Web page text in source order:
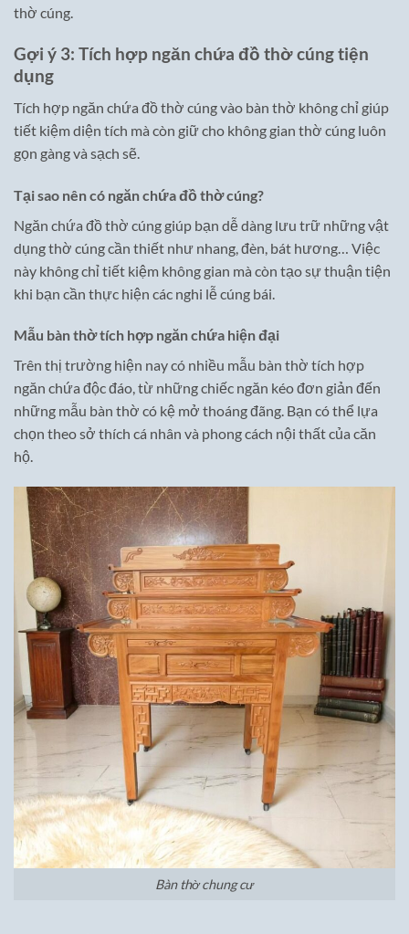
thờ cúng.
Gợi ý 3: Tích hợp ngăn chứa đồ thờ cúng tiện
dụng
Tích hợp ngăn chứa đồ thờ cúng vào bàn thờ không chỉ giúp
tiết kiệm diện tích mà còn giữ cho không gian thờ cúng luôn
gọn gàng và sạch sẽ.
Tại sao nên có ngăn chứa đồ thờ cúng?
Ngăn chứa đồ thờ cúng giúp bạn dễ dàng lưu trữ những vật
dụng thờ cúng cần thiết như nhang, đèn, bát hương… Việc
này không chỉ tiết kiệm không gian mà còn tạo sự thuận tiện
khi bạn cần thực hiện các nghi lễ cúng bái.
Mẫu bàn thờ tích hợp ngăn chứa hiện đại
Trên thị trường hiện nay có nhiều mẫu bàn thờ tích hợp
ngăn chứa độc đáo, từ những chiếc ngăn kéo đơn giản đến
những mẫu bàn thờ có kệ mở thoáng đãng. Bạn có thể lựa
chọn theo sở thích cá nhân và phong cách nội thất của căn
hộ.
Bàn thờ chung cư